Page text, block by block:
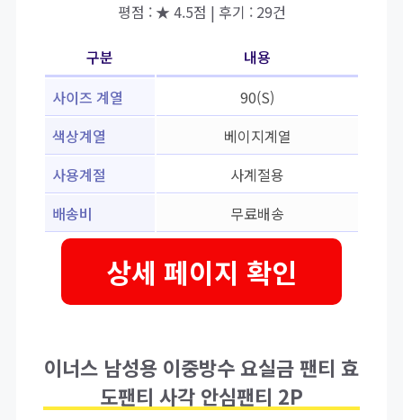
평점 : ★ 4.5점 | 후기 : 29건
구분
내용
사이즈 계열
90(S)
색상계열
베이지계열
사용계절
사계절용
배송비
무료배송
상세 페이지 확인
이너스 남성용 이중방수 요실금 팬티 효
도팬티 사각 안심팬티 2P